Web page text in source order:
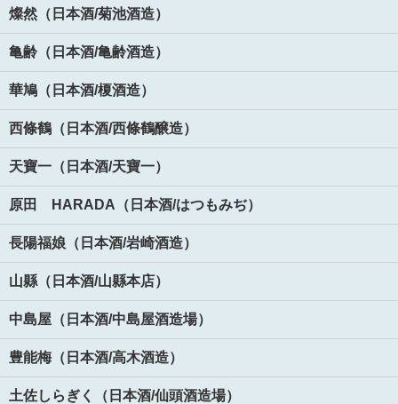
燦然（日本酒/菊池酒造）
亀齢（日本酒/亀齢酒造）
華鳩（日本酒/榎酒造）
西條鶴（日本酒/西條鶴醸造）
天寶一（日本酒/天寶一）
原田 HARADA（日本酒/はつもみぢ）
長陽福娘（日本酒/岩崎酒造）
山縣（日本酒/山縣本店）
中島屋（日本酒/中島屋酒造場）
豊能梅（日本酒/高木酒造）
土佐しらぎく（日本酒/仙頭酒造場）